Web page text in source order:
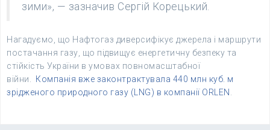
зими», — зазначив Сергій Корецький.
Нагадуємо, що Нафтогаз диверсифікує джерела і маршрути
постачання газу, що підвищує енергетичну безпеку та
стійкість України в умовах повномасштабної
війни. Компанія вже законтрактувала 440 млн куб. м
зрідженого природного газу (LNG) в компанії ORLEN